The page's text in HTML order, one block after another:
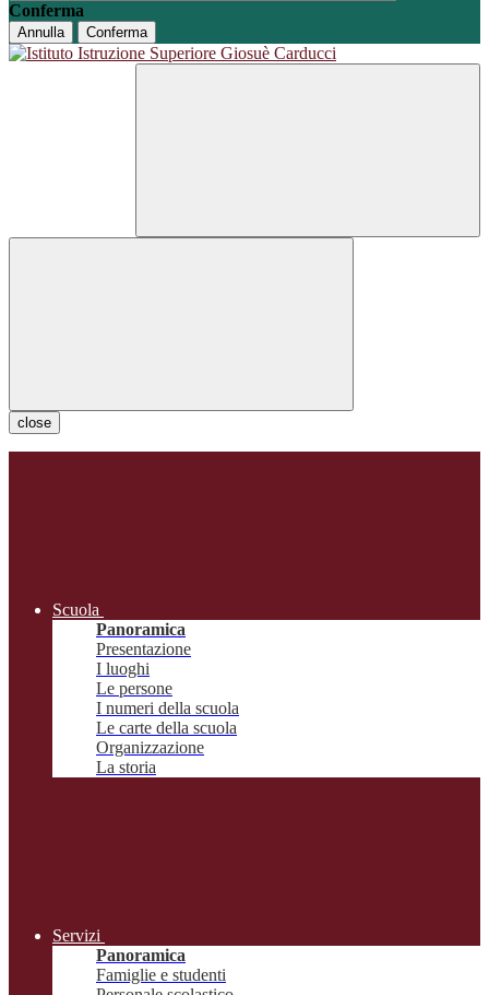
Conferma
Annulla Conferma
close
Scuola
Panoramica
Presentazione
I luoghi
Le persone
I numeri della scuola
Le carte della scuola
Organizzazione
La storia
Servizi
Panoramica
Famiglie e studenti